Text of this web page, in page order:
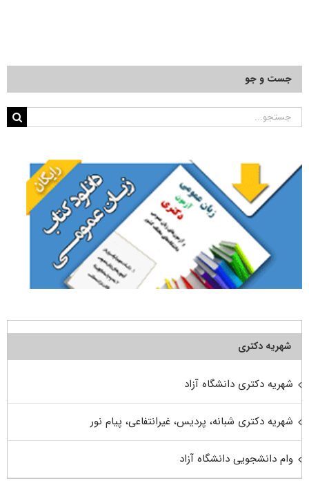
جست و جو
جستجو
شهریه دکتری
شهریه دکتری دانشگاه آزاد
شهریه دکتری شبانه، پردیس، غیرانتفاعی، پیام نور
وام دانشجویی دانشگاه آزاد